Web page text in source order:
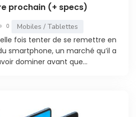
prochain (+ specs)
0 Mobiles / Tablettes
fois tenter de se remettre en
smartphone, un marché qu’il a
dominer avant que...